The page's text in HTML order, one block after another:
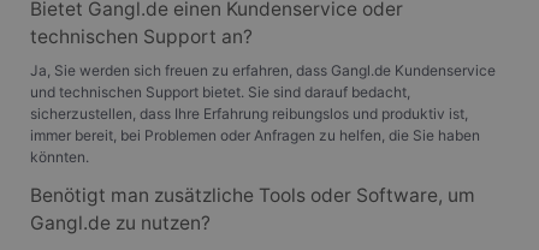
Bietet Gangl.de einen Kundenservice oder
technischen Support an?
Ja, Sie werden sich freuen zu erfahren, dass Gangl.de Kundenservice
und technischen Support bietet. Sie sind darauf bedacht,
sicherzustellen, dass Ihre Erfahrung reibungslos und produktiv ist,
immer bereit, bei Problemen oder Anfragen zu helfen, die Sie haben
könnten.
Benötigt man zusätzliche Tools oder Software, um
Gangl.de zu nutzen?